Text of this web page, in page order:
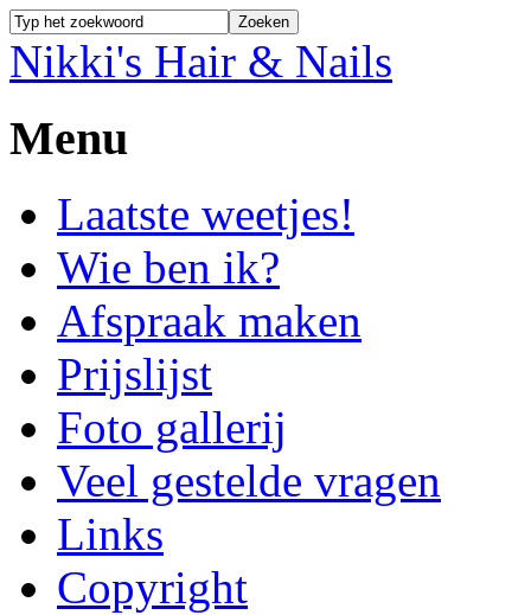
Nikki's Hair & Nails
Menu
Laatste weetjes!
Wie ben ik?
Afspraak maken
Prijslijst
Foto gallerij
Veel gestelde vragen
Links
Copyright